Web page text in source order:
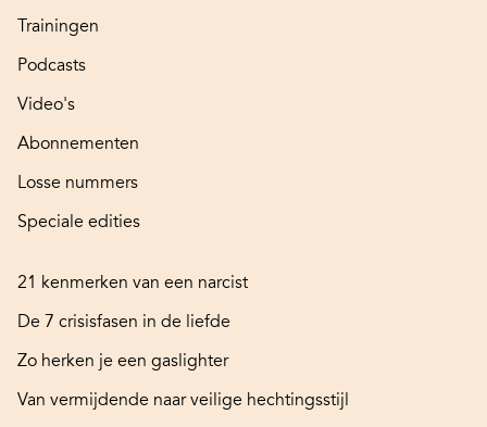
Trainingen
Podcasts
Video's
Abonnementen
Losse nummers
Speciale edities
21 kenmerken van een narcist
De 7 crisisfasen in de liefde
Zo herken je een gaslighter
Van vermijdende naar veilige hechtingsstijl